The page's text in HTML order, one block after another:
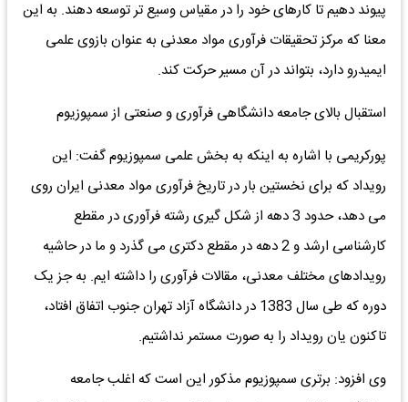
پیوند دهیم تا کارهای خود را در مقیاس وسیع تر توسعه دهند. به این
معنا که مرکز تحقیقات فرآوری مواد معدنی به عنوان بازوی علمی
ایمیدرو دارد، بتواند در آن مسیر حرکت کند.
استقبال بالای جامعه دانشگاهی فرآوری و صنعتی از سمپوزیوم
پورکریمی با اشاره به اینکه به بخش علمی سمپوزیوم گفت: این
رویداد که برای نخستین بار در تاریخ فرآوری مواد معدنی ایران روی
می دهد، حدود 3 دهه از شکل گیری رشته فرآوری در مقطع
کارشناسی ارشد و 2 دهه در مقطع دکتری می گذرد و ما در حاشیه
رویدادهای مختلف معدنی، مقالات فرآوری را داشته ایم. به جز یک
دوره که طی سال 1383 در دانشگاه آزاد تهران جنوب اتفاق افتاد،
تاکنون یان رویداد را به صورت مستمر نداشتیم.
وی افزود: برتری سمپوزیوم مذکور این است که اغلب جامعه